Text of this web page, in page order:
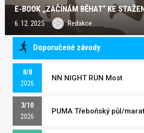
E-BOOK „ZAČÍNÁM BĚHAT“ KE
6. 12. 2025 Redakce
Doporučené závody
8/8
2026
NN NIGHT RUN Most
3/10
2026
PUMA Třeboňský půl/